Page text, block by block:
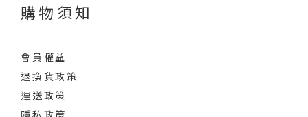
購物須知
會員權益
退換貨政策
運送政策
隱私政策